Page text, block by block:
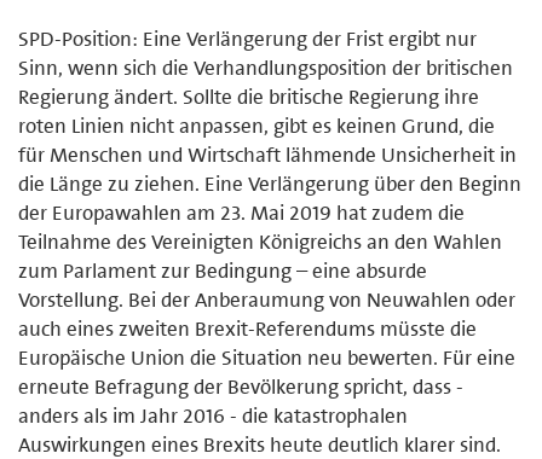
SPD-Position: Eine Verlängerung der Frist ergibt nur
Sinn, wenn sich die Verhandlungsposition der britischen
Regierung ändert. Sollte die britische Regierung ihre
roten Linien nicht anpassen, gibt es keinen Grund, die
für Menschen und Wirtschaft lähmende Unsicherheit in
die Länge zu ziehen. Eine Verlängerung über den Beginn
der Europawahlen am 23. Mai 2019 hat zudem die
Teilnahme des Vereinigten Königreichs an den Wahlen
zum Parlament zur Bedingung – eine absurde
Vorstellung. Bei der Anberaumung von Neuwahlen oder
auch eines zweiten Brexit-Referendums müsste die
Europäische Union die Situation neu bewerten. Für eine
erneute Befragung der Bevölkerung spricht, dass -
anders als im Jahr 2016 - die katastrophalen
Auswirkungen eines Brexits heute deutlich klarer sind.